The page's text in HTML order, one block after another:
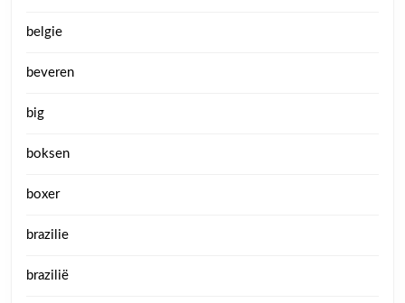
belgie
beveren
big
boksen
boxer
brazilie
brazilië